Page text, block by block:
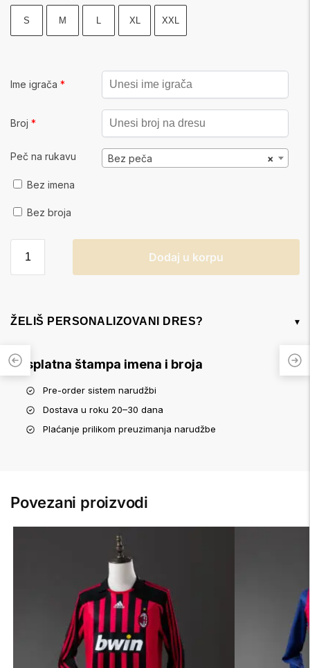
S M L XL XXL
Ime igrača *
Broj *
Peč na rukavu ×
Bez peča
Bez imena
Bez broja
Dodaj u korpu
ŽELIŠ PERSONALIZOVANI DRES? ▾
Besplatna štampa imena i broja
Pre-order sistem narudžbi
Dostava u roku 20–30 dana
Plaćanje prilikom preuzimanja narudžbe
Povezani proizvodi